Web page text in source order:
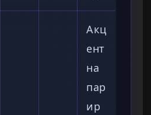
Акц
ент
на
пар
ир